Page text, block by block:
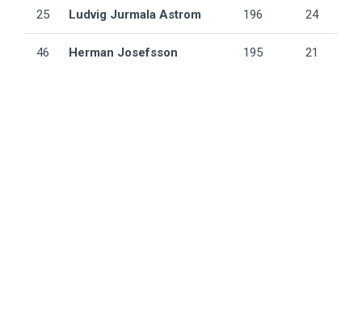
25 Ludvig Jurmala Astrom 196 24
46 Herman Josefsson 195 21